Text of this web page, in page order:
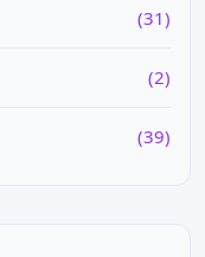
(31)
(2)
(39)